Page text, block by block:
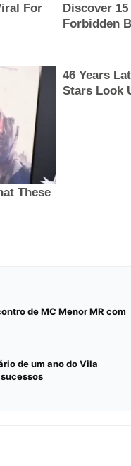
de MC Menor MR com
de um ano do Vila